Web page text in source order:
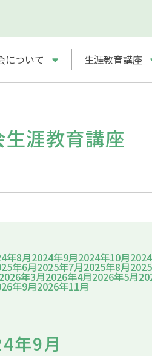
について 生涯教育講座
生涯教育講座
年8月2024年9月2024年10月
年6月2025年7月2025年8月
2026年3月2026年4月2026年5月
年9月2026年11月
年9月